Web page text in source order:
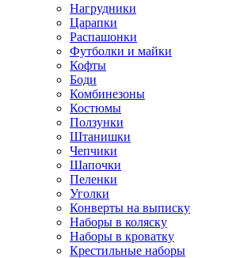
Нагрудники
Царапки
Распашонки
Футболки и майки
Кофты
Боди
Комбинезоны
Костюмы
Ползунки
Штанишки
Чепчики
Шапочки
Пеленки
Уголки
Конверты на выписку
Наборы в коляску
Наборы в кроватку
Крестильные наборы